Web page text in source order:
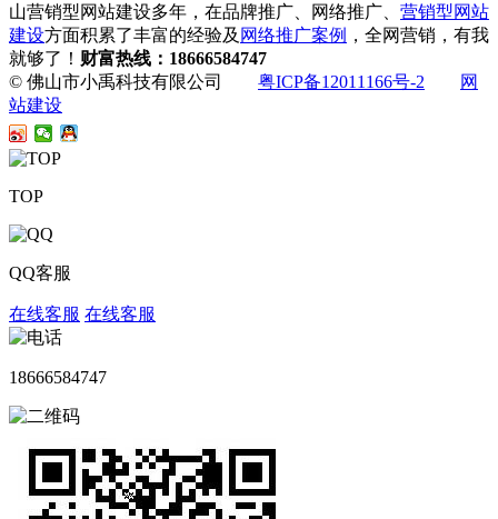
山营销型网站建设多年，在品牌推广、网络推广、 营销型网站
建设方面积累了丰富的经验及 网络推广案例 ，全网营销，有我
就够了！ 财富热线：18666584747
© 佛山市小禹科技有限公司 粤ICP备12011166号-2
网
站建设
TOP
QQ客服
在线客服 在线客服
18666584747